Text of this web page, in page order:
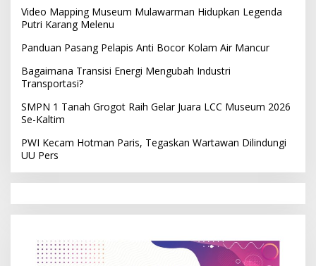
Video Mapping Museum Mulawarman Hidupkan Legenda
Putri Karang Melenu
Panduan Pasang Pelapis Anti Bocor Kolam Air Mancur
Bagaimana Transisi Energi Mengubah Industri
Transportasi?
SMPN 1 Tanah Grogot Raih Gelar Juara LCC Museum 2026
Se-Kaltim
PWI Kecam Hotman Paris, Tegaskan Wartawan Dilindungi
UU Pers